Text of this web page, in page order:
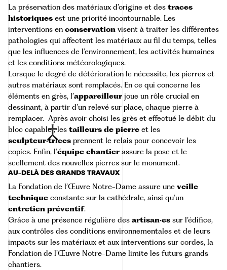
La préservation des matériaux d’origine et des traces
historiques est une priorité incontournable. Les
interventions en conservation visent à traiter les différentes
pathologies qui affectent les matériaux au fil du temps, telles
que les influences de l’environnement, les activités humaines
et les conditions météorologiques.
Lorsque le degré de détérioration le nécessite, les pierres et
autres matériaux sont remplacés. En ce qui concerne les
éléments en grès, l’appareilleur joue un rôle crucial en
dessinant, à partir d’un relevé sur place, chaque pierre à
remplacer. Après avoir choisi les grès et effectué le débit du
bloc capable , les tailleurs de pierre et les
sculpteur·trices prennent le relais pour concevoir les
copies. Enfin, l’équipe chantier assure la pose et le
scellement des nouvelles pierres sur le monument.
AU-DELÀ DES GRANDS TRAVAUX
La Fondation de l’Œuvre Notre-Dame assure une veille
technique constante sur la cathédrale, ainsi qu’un
entretien préventif.
Grâce à une présence régulière des artisan·es sur l’édifice,
aux contrôles des conditions environnementales et de leurs
impacts sur les matériaux et aux interventions sur cordes, la
Fondation de l’Œuvre Notre-Dame limite les futurs grands
chantiers.